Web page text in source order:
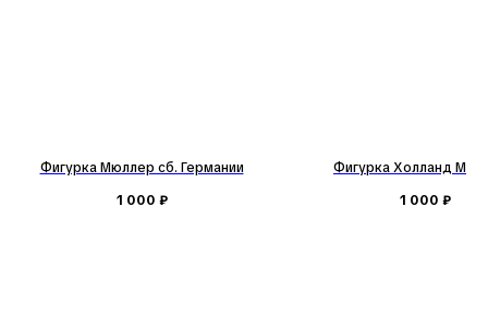
Фигурка Мюллер сб. Германии
1 000 ₽
Фигурка Холланд Ман
1 000 ₽